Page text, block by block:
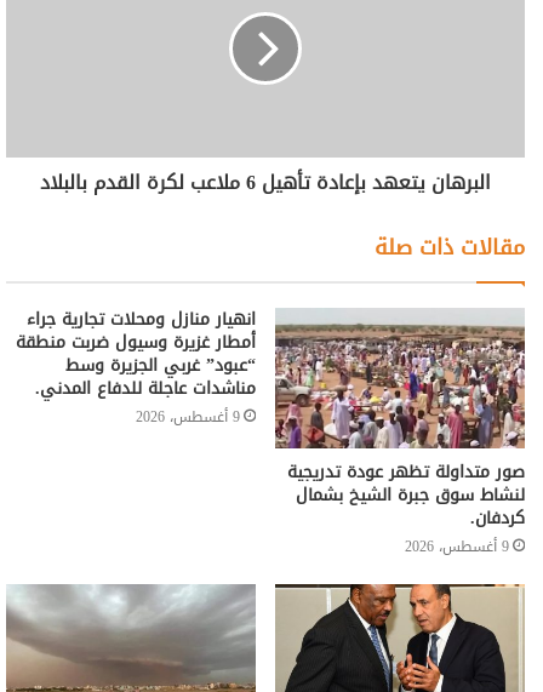
البرهان يتعهد بإعادة تأهيل 6 ملاعب لكرة القدم بالبلاد
مقالات ذات صلة
صور متداولة تظهر عودة تدريجية
لنشاط سوق جبرة الشيخ بشمال
كردفان.
9 أغسطس، 2026
انهيار منازل ومحلات تجارية جراء
أمطار غزيرة وسيول ضربت منطقة
“عبود” غربي الجزيرة وسط
مناشدات عاجلة للدفاع المدني.
9 أغسطس، 2026